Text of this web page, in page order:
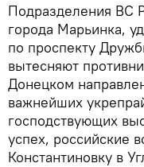
Подразделения ВС
города Марьинка,
по проспекту
вытесняют
Донецком
важнейших
господствующих
успех, российские
Константиновку в